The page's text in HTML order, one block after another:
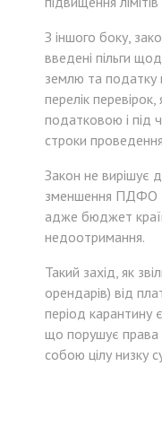
З іншого боку,
введені пільги
землю та податку
перелік
податковою і під
строки
Закон не вирішує
зменшення ПДФО
адже бюджет
недоотримання.
Такий захід, як
орендарів) від
період карантину
що порушує права
собою цілу низку